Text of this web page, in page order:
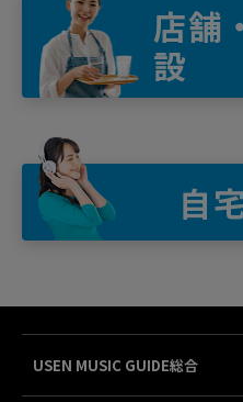
店舗
設
自
USEN MUSIC GUIDE総合